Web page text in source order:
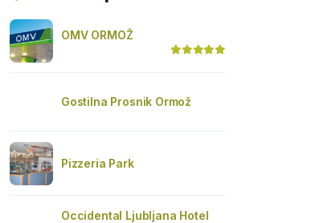
OMV ORMOŽ
Gostilna Prosnik Ormož
Pizzeria Park
Occidental Ljubljana Hotel